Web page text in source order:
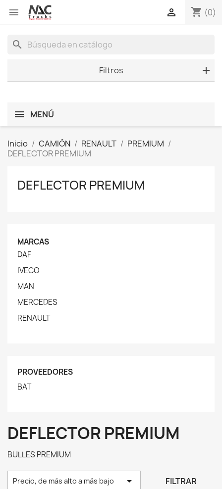
 shopping_cart (0)

search
Filtros
MENÚ
Inicio CAMIÓN RENAULT
PREMIUM
DEFLECTOR PREMIUM
DEFLECTOR PREMIUM
MARCAS
DAF
IVECO
MAN
MERCEDES
RENAULT
PROVEEDORES
BAT
DEFLECTOR PREMIUM
BULLES PREMIUM
Precio, de más alto a más bajo  FILTRAR